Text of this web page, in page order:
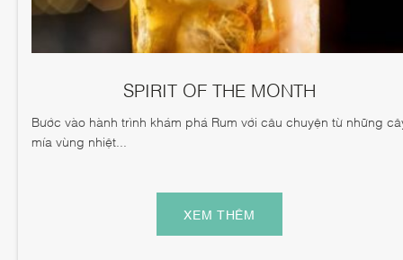
SPIRIT OF THE MONTH
Bước vào hành trình khám phá Rum với câu chuyện từ những
mía vùng nhiệt...
XEM THÊM